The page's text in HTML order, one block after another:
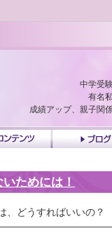
ためには！
、どうすればいいの？
中学受
有名
成績アップ、親子関
free